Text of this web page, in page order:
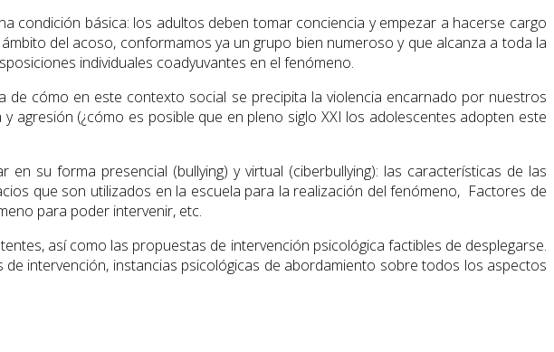
condición básica: los adultos deben tomar conciencia y empezar a hacerse cargo
del acoso, conformamos ya un grupo bien numeroso y que alcanza a toda la
individuales coadyuvantes en el fenómeno.
cómo en este contexto social se precipita la violencia encarnado por nuestros
(¿cómo es posible que en pleno siglo XXI los adolescentes adopten este
su forma presencial (bullying) y virtual (ciberbullying): las características de las
que son utilizados en la escuela para la realización del fenómeno, Factores de
para poder intervenir, etc.
así como las propuestas de intervención psicológica factibles de desplegarse.
intervención, instancias psicológicas de abordamiento sobre todos los aspectos